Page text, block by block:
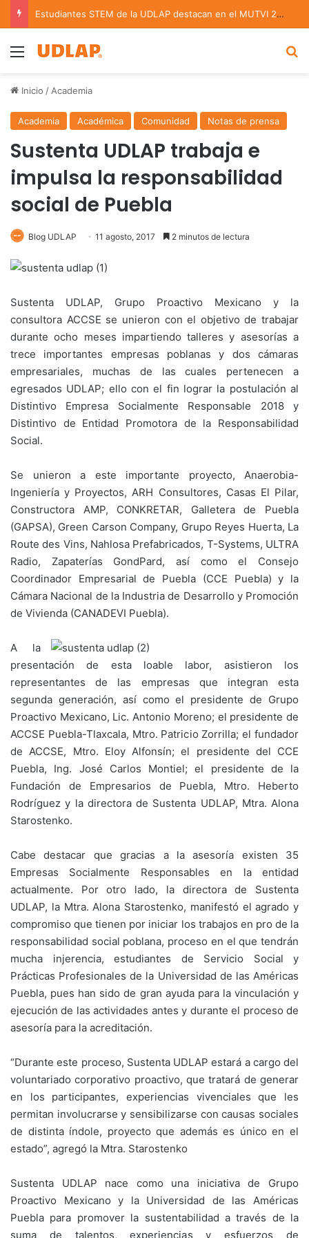
Estudiantes STEM de la UDLAP destacan en el MUTVI 2026
Menu
Inicio / Academia
Academia Académica Comunidad Notas de prensa
Sustenta UDLAP trabaja e
impulsa la responsabilidad
social de Puebla
Blog UDLAP 11 agosto, 2017 2 minutos de lectura
Sustenta UDLAP, Grupo Proactivo Mexicano y la
consultora ACCSE se unieron con el objetivo de trabajar
durante ocho meses impartiendo talleres y asesorías a
trece importantes empresas poblanas y dos cámaras
empresariales, muchas de las cuales pertenecen a
egresados UDLAP; ello con el fin lograr la postulación al
Distintivo Empresa Socialmente Responsable 2018 y
Distintivo de Entidad Promotora de la Responsabilidad
Social.
Se unieron a este importante proyecto, Anaerobia-
Ingeniería y Proyectos, ARH Consultores, Casas El Pilar,
Constructora AMP, CONKRETAR, Galletera de Puebla
(GAPSA), Green Carson Company, Grupo Reyes Huerta, La
Route des Vins, Nahlosa Prefabricados, T-Systems, ULTRA
Radio, Zapaterías GondPard, así como el Consejo
Coordinador Empresarial de Puebla (CCE Puebla) y la
Cámara Nacional de la Industria de Desarrollo y Promoción
de Vivienda (CANADEVI Puebla).
A la
presentación de esta loable labor, asistieron los
representantes de las empresas que integran esta
segunda generación, así como el presidente de Grupo
Proactivo Mexicano, Lic. Antonio Moreno; el presidente de
ACCSE Puebla-Tlaxcala, Mtro. Patricio Zorrilla; el fundador
de ACCSE, Mtro. Eloy Alfonsín; el presidente del CCE
Puebla, Ing. José Carlos Montiel; el presidente de la
Fundación de Empresarios de Puebla, Mtro. Heberto
Rodríguez y la directora de Sustenta UDLAP, Mtra. Alona
Starostenko.
Cabe destacar que gracias a la asesoría existen 35
Empresas Socialmente Responsables en la entidad
actualmente. Por otro lado, la directora de Sustenta
UDLAP, la Mtra. Alona Starostenko, manifestó el agrado y
compromiso que tienen por iniciar los trabajos en pro de la
responsabilidad social poblana, proceso en el que tendrán
mucha injerencia, estudiantes de Servicio Social y
Prácticas Profesionales de la Universidad de las Américas
Puebla, pues han sido de gran ayuda para la vinculación y
ejecución de las actividades antes y durante el proceso de
asesoría para la acreditación.
“Durante este proceso, Sustenta UDLAP estará a cargo del
voluntariado corporativo proactivo, que tratará de generar
en los participantes, experiencias vivenciales que les
permitan involucrarse y sensibilizarse con causas sociales
de distinta índole, proyecto que además es único en el
estado”, agregó la Mtra. Starostenko
Sustenta UDLAP nace como una iniciativa de Grupo
Proactivo Mexicano y la Universidad de las Américas
Puebla para promover la sustentabilidad a través de la
suma de talentos, experiencias y esfuerzos de